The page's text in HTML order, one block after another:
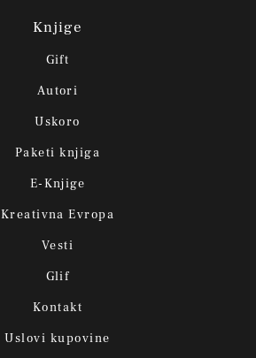
Knjige
Gift
Autori
Uskoro
Paketi knjiga
E-Knjige
Kreativna Evropa
Vesti
Glif
Kontakt
Uslovi kupovine